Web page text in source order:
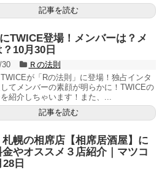
記事を読む
TWICE登場！メンバーは？メ
10月30日
30
Ｒの法則
が「Rの法則」に登場！独占インタ
てメンバーの素顔が明らかに！TWICEの
紹介しちゃいます！また、...
記事を読む
幌の相席店【相席居酒屋】に
やオススメ３店紹介｜マツコ
日